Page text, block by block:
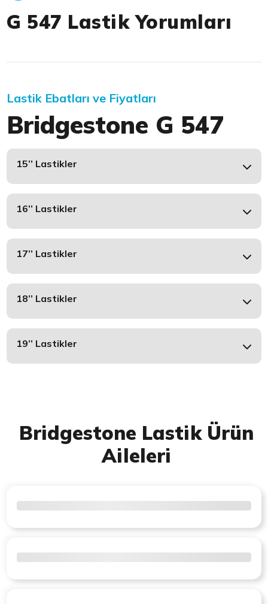
G 547 Lastik Yorumları
Lastik Ebatları ve Fiyatları
Bridgestone G 547
15’’ Lastikler
16’’ Lastikler
17’’ Lastikler
18’’ Lastikler
19’’ Lastikler
Bridgestone Lastik Ürün
Aileleri